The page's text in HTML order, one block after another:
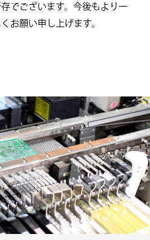
でございます。今後もより一
お願い申し上げます。